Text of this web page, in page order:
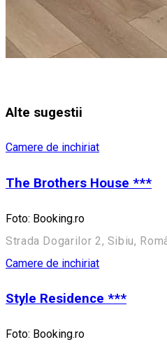
Alte sugestii
Camere de inchiriat
The Brothers House ***
Foto: Booking.ro
Strada Dogarilor 2, Sibiu,
Camere de inchiriat
Style Residence ***
Foto: Booking.ro